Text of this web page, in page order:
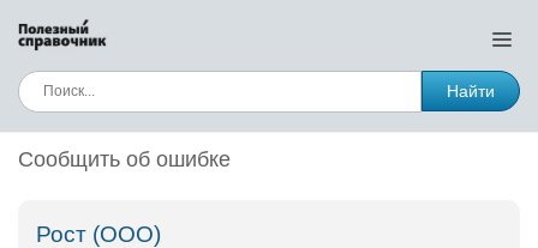
Найти
Сообщить об ошибке
Рост (ООО)